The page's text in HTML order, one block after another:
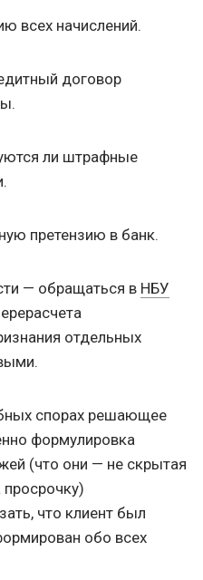
всех начислений.
договор
ли штрафные
претензию в банк.
— обращаться в НБУ
отдельных
спорах решающее
формулировка
(что они — не скрытая
что клиент был
обо всех